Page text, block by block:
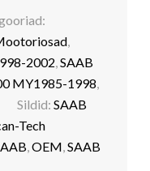
,
2002,SAAB
MY1985-1998,
Sildid:SAAB
Tech
,OEM,SAAB